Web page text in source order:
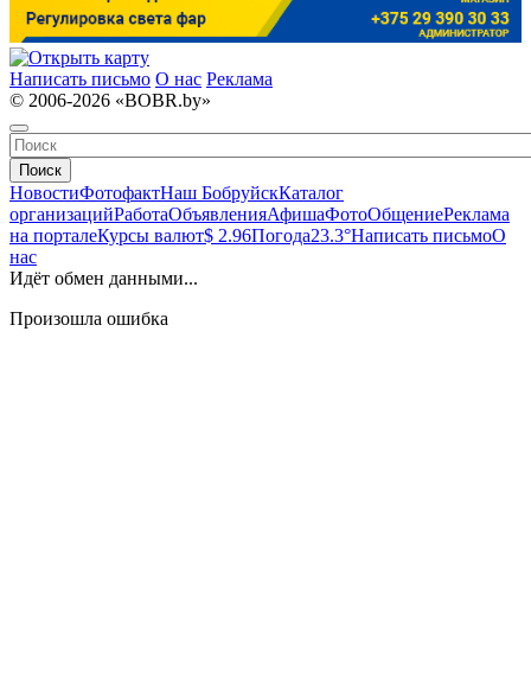
Написать письмо О нас Реклама
© 2006-2026 «BOBR.by»
Поиск
НовостиФотофактНаш БобруйскКаталог
организацийРаботаОбъявленияАфишаФотоОбщениеРеклама
на порталеКурсы валют$ 2.96Погода23.3°Написать письмоО
нас
Идёт обмен данными...
Произошла ошибка